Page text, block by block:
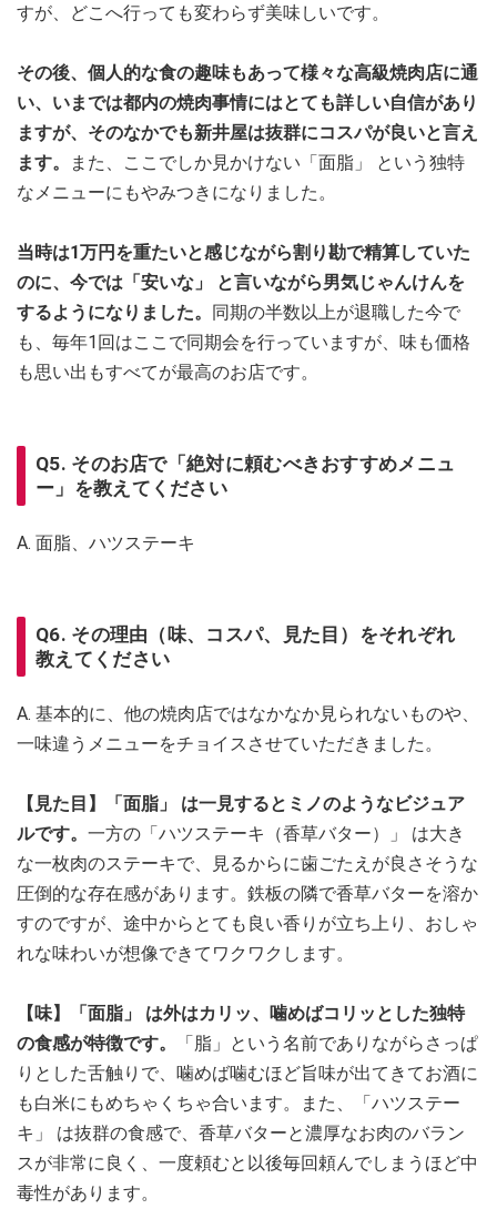
すが、どこへ行っても変わらず美味しいです。
その後、個人的な食の趣味もあって様々な高級焼肉店に通
い、いまでは都内の焼肉事情にはとても詳しい自信があり
ますが、そのなかでも新井屋は抜群にコスパが良いと言え
ます。
また、ここでしか見かけない「面脂」 という独特
なメニューにもやみつきになりました。
当時は1万円を重たいと感じながら割り勘で精算していた
のに、今では「安いな」 と言いながら男気じゃんけんを
するようになりました。 同期の半数以上が退職した今で
も、毎年1回はここで同期会を行っていますが、味も価格
も思い出もすべてが最高のお店です。
Q5. そのお店で「絶対に頼むべきおすすめメニュ
ー」を教えてください
A. 面脂、ハツステーキ
Q6. その理由（味、コスパ、見た目）をそれぞれ
教えてください
A. 基本的に、他の焼肉店ではなかなか見られないものや、
一味違うメニューをチョイスさせていただきました。
【見た目】「面脂」 は一見するとミノのようなビジュア
ルです。 一方の「ハツステーキ（香草バター）」 は大き
な一枚肉のステーキで、見るからに歯ごたえが良さそうな
圧倒的な存在感があります。鉄板の隣で香草バターを溶か
すのですが、途中からとても良い香りが立ち上り、おしゃ
れな味わいが想像できてワクワクします。
【味】「面脂」 は外はカリッ、噛めばコリッとした独特
の食感が特徴です。
「脂」という名前でありながらさっぱ
りとした舌触りで、噛めば噛むほど旨味が出てきてお酒に
も白米にもめちゃくちゃ合います。また、「ハツステー
キ」 は抜群の食感で、香草バターと濃厚なお肉のバラン
スが非常に良く、一度頼むと以後毎回頼んでしまうほど中
毒性があります。